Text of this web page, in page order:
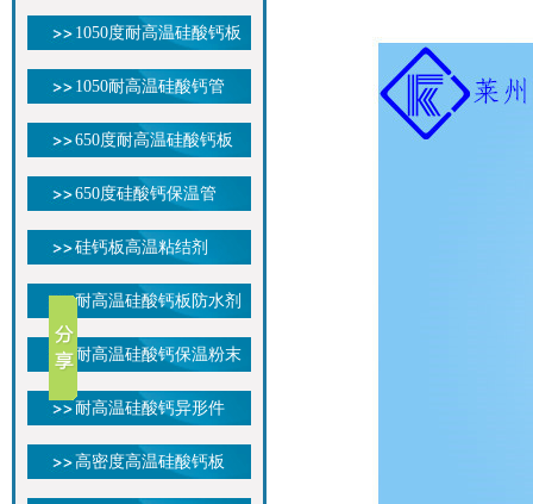
耐高温硅钙板、高密度硅酸钙板、铝液转接板、铝业过滤板、铝液帽口、硅酸钙
1050度耐高温硅酸钙板
1050耐高温硅酸钙管
650度耐高温硅酸钙板
650度硅酸钙保温管
硅钙板高温粘结剂
耐高温硅酸钙板防水剂
耐高温硅酸钙保温粉末
耐高温硅酸钙异形件
高密度高温硅酸钙板